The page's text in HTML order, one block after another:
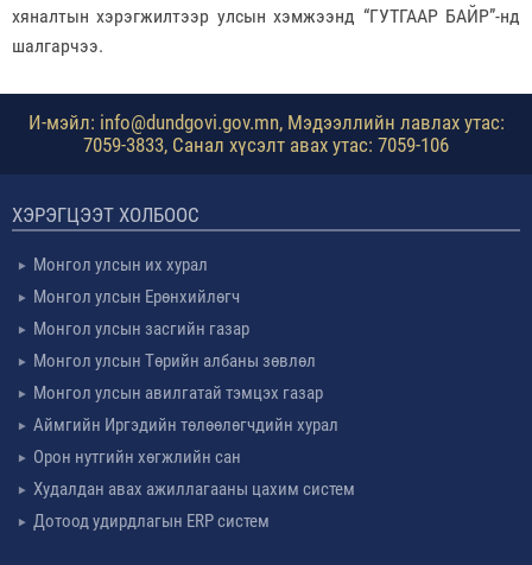
хяналтын хэрэгжилтээр улсын хэмжээнд “ГУТГААР БАЙР”-нд
шалгарчээ.
И-мэйл: info@dundgovi.gov.mn, Мэдээллийн лавлах утас:
7059-3833, Санал хүсэлт авах утас: 7059-106
ХЭРЭГЦЭЭТ ХОЛБООС
Монгол улсын их хурал
Монгол улсын Ерөнхийлөгч
Монгол улсын засгийн газар
Монгол улсын Төрийн албаны зөвлөл
Монгол улсын авилгатай тэмцэх газар
Аймгийн Иргэдийн төлөөлөгчдийн хурал
Орон нутгийн хөгжлийн сан
Худалдан авах ажиллагааны цахим систем
Дотоод удирдлагын ERP систем